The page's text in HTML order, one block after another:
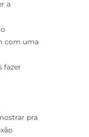
a
com uma
fazer
pra